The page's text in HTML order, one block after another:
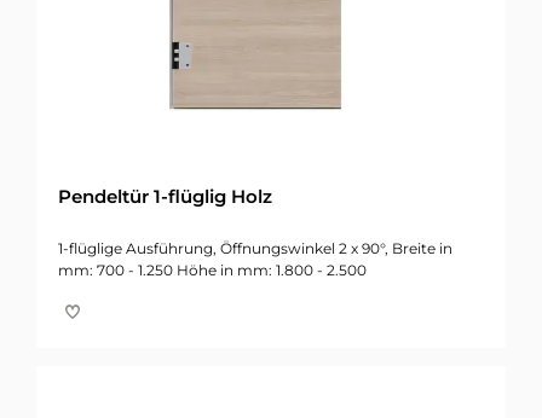
Pendeltür 1-flüglig Holz
1-flüglige Ausführung, Öffnungswinkel 2 x 90°, Breite in
mm: 700 - 1.250 Höhe in mm: 1.800 - 2.500